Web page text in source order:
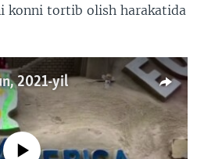
konni tortib olish harakatida
2021-yil
currently available